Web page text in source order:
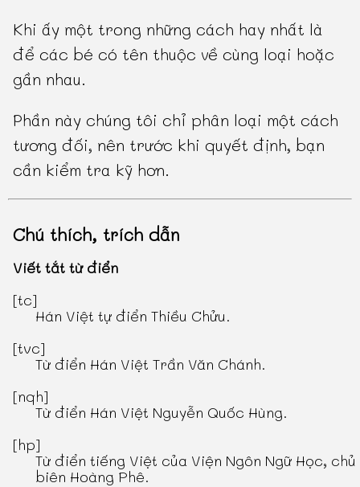
Khi ấy một trong những cách hay nhất là
để các bé có tên thuộc về cùng loại hoặc
gần nhau.
Phần này chúng tôi chỉ phân loại một cách
tương đối, nên trước khi quyết định, bạn
cần kiểm tra kỹ hơn.
Chú thích, trích dẫn
Viết tắt từ điển
[tc]
Hán Việt tự điển Thiều Chửu.
[tvc]
Từ điển Hán Việt Trần Văn Chánh.
[nqh]
Từ điển Hán Việt Nguyễn Quốc Hùng.
[hp]
Từ điển tiếng Việt của Viện Ngôn Ngữ Học, chủ
biên Hoàng Phê.